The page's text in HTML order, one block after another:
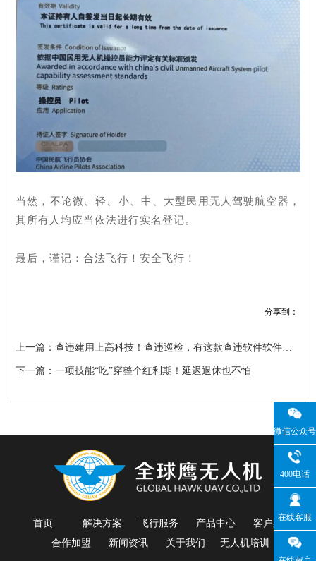
当然，不论微、轻、小、中、大型民用无人驾驶航空器，
其所有人均应当依法进行实名登记。
最后，谨记：合法飞行！安全飞行！
分享到：
上一篇：查违建用上高科技！查违巡检，有这款查违软件软件就够了，一键解决巡检难题！
下一篇：一项技能“吃”穿整个红利期！延迟退休也不怕
微信公众号
400电话
在线客服
首页 解决方案 飞行服务 产品中心
客户案例
合作加盟
新闻资讯 关于我们 无人机培训